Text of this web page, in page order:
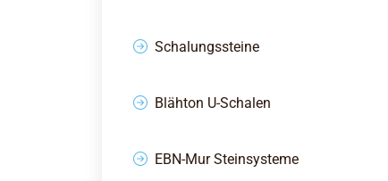
Schalungssteine
Blähton U-Schalen
EBN-Mur Steinsysteme